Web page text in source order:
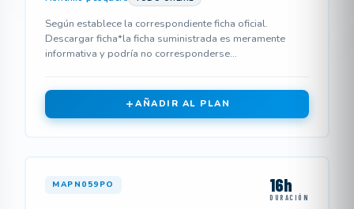
Según establece la correspondiente ficha oficial.
Descargar ficha*la ficha suministrada es meramente
informativa y podría no corresponderse...
AÑADIR AL PLAN
MAPN059PO 16h
DURACIÓN